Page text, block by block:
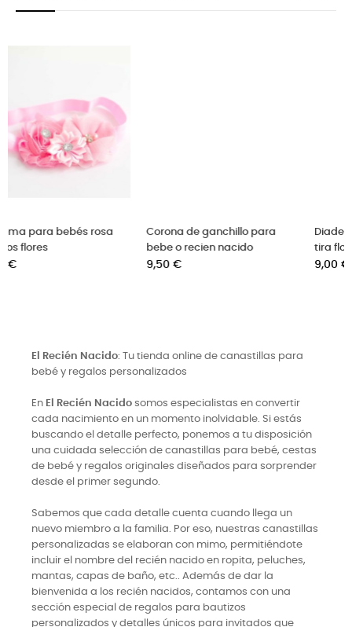
Corona de ganchillo para
bebe o recien nacido
Diadema para bebés doble
tira flor
El Recién Nacido: Tu tienda online de canastillas para
bebé y regalos personalizados
En El Recién Nacido somos especialistas en convertir
cada nacimiento en un momento inolvidable. Si estás
buscando el detalle perfecto, ponemos a tu disposición
una cuidada selección de canastillas para bebé, cestas
de bebé y regalos originales diseñados para sorprender
desde el primer segundo.
Sabemos que cada detalle cuenta cuando llega un
nuevo miembro a la familia. Por eso, nuestras canastillas
personalizadas se elaboran con mimo, permitiéndote
incluir el nombre del recién nacido en ropita, peluches,
mantas, capas de baño, etc.. Además de dar la
bienvenida a los recién nacidos, contamos con una
sección especial de regalos para bautizos
personalizados y detalles únicos para invitados que